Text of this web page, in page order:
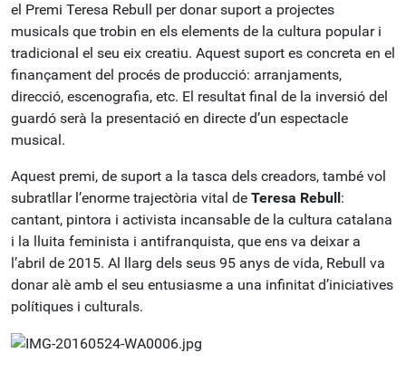
el Premi Teresa Rebull per donar suport a projectes
musicals que trobin en els elements de la cultura popular i
tradicional el seu eix creatiu. Aquest suport es concreta en el
finançament del procés de producció: arranjaments,
direcció, escenografia, etc. El resultat final de la inversió del
guardó serà la presentació en directe d’un espectacle
musical.
Aquest premi, de suport a la tasca dels creadors, també vol
subratllar l’enorme trajectòria vital de Teresa Rebull:
cantant, pintora i activista incansable de la cultura catalana
i la lluita feminista i antifranquista, que ens va deixar a
l’abril de 2015. Al llarg dels seus 95 anys de vida, Rebull va
donar alè amb el seu entusiasme a una infinitat d’iniciatives
polítiques i culturals.